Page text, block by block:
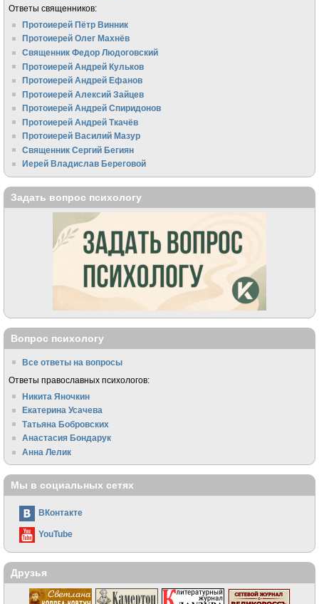
Ответы священников:
Протоиерей Пётр Винник
Протоиерей Олег Махнёв
Священник Федор Людоговский
Протоиерей Андрей Кульков
Протоиерей Андрей Ефанов
Протоиерей Алексий Зайцев
Протоиерей Андрей Спиридонов
Протоиерей Андрей Ткачёв
Протоиерей Василий Мазур
Священник Сергий Бегиян
Иерей Владислав Береговой
Задать вопрос психологу
Вопрос психологу
Все ответы на вопросы
Ответы православных психологов:
Никита Яночкин
Екатерина Усачева
Татьяна Бобровских
Анастасия Бондарук
Анна Лелик
Мы в социальных сетях
ВКонтакте
YouTube
Друзья